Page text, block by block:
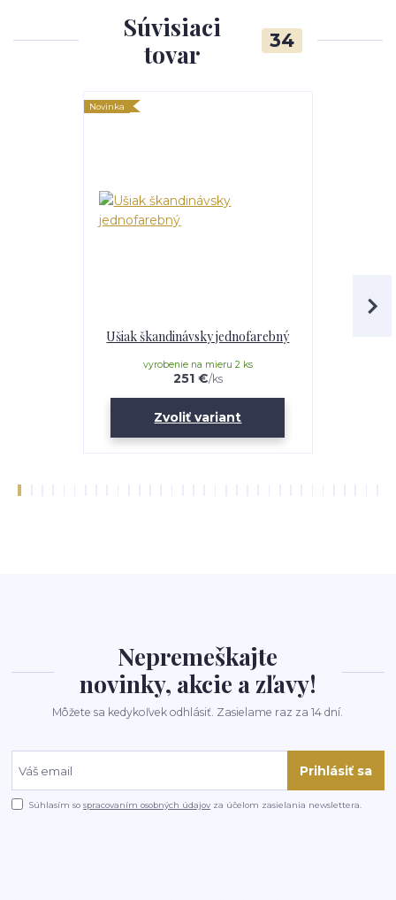
Súvisiaci
tovar
34
Novinka
Ušiak škandinávsky jednofarebný
251 €/ks
vyrobenie na mieru 2 ks
Zvoliť variant
Nepremeškajte
novinky, akcie a zľavy!
Môžete sa kedykoľvek odhlásiť. Zasielame raz za 14 dní.
Prihlásiť sa
Súhlasím sospracovaním osobných údajov za účelom zasielania newslettera.